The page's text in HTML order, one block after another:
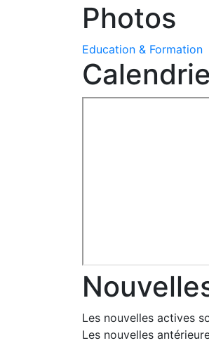
Photos
Education & Formation
Les nouvelles actives
Les nouvelles